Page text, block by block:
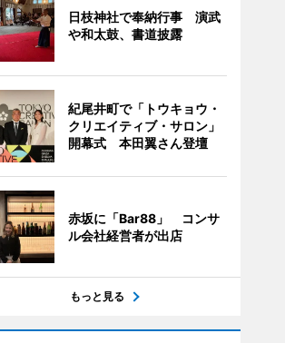
日枝神社で奉納行事 演武
や和太鼓、書道披露
紀尾井町で「トウキョウ・
クリエイティブ・サロン」
開幕式 本田翼さん登壇
赤坂に「Bar88」 コンサ
ル会社経営者が出店
もっと見る